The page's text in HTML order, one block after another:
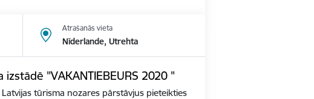
Atrašanās vieta
Nīderlande, Utrehta
"VAKANTIEBEURS 2020 "
tūrisma nozares pārstāvjus pieteikties